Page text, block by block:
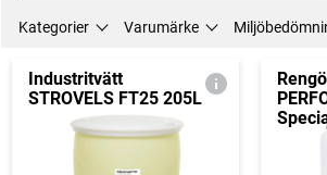
Kategorier Varumärke
Industritvätt
STROVELS FT25 205L